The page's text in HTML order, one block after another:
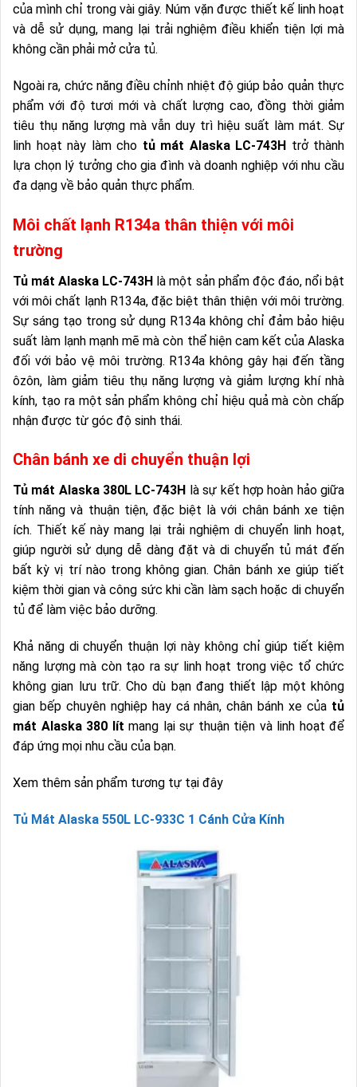
của mình chỉ trong vài giây. Núm vặn được thiết kế linh hoạt
và dễ sử dụng, mang lại trải nghiệm điều khiển tiện lợi mà
không cần phải mở cửa tủ.
Ngoài ra, chức năng điều chỉnh nhiệt độ giúp bảo quản thực
phẩm với độ tươi mới và chất lượng cao, đồng thời giảm
tiêu thụ năng lượng mà vẫn duy trì hiệu suất làm mát. Sự
linh hoạt này làm cho tủ mát Alaska LC-743H trở thành
lựa chọn lý tưởng cho gia đình và doanh nghiệp với nhu cầu
đa dạng về bảo quản thực phẩm.
Môi chất lạnh R134a thân thiện với môi
trường
Tủ mát Alaska LC-743H là một sản phẩm độc đáo, nổi bật
với môi chất lạnh R134a, đặc biệt thân thiện với môi trường.
Sự sáng tạo trong sử dụng R134a không chỉ đảm bảo hiệu
suất làm lạnh mạnh mẽ mà còn thể hiện cam kết của Alaska
đối với bảo vệ môi trường. R134a không gây hại đến tầng
ôzôn, làm giảm tiêu thụ năng lượng và giảm lượng khí nhà
kính, tạo ra một sản phẩm không chỉ hiệu quả mà còn chấp
nhận được từ góc độ sinh thái.
Chân bánh xe di chuyển thuận lợi
Tủ mát Alaska 380L LC-743H
là sự kết hợp hoàn hảo giữa
tính năng và thuận tiện, đặc biệt là với chân bánh xe tiện
ích. Thiết kế này mang lại trải nghiệm di chuyển linh hoạt,
giúp người sử dụng dễ dàng đặt và di chuyển tủ mát đến
bất kỳ vị trí nào trong không gian. Chân bánh xe giúp tiết
kiệm thời gian và công sức khi cần làm sạch hoặc di chuyển
tủ để làm việc bảo dưỡng.
Khả năng di chuyển thuận lợi này không chỉ giúp tiết kiệm
năng lượng mà còn tạo ra sự linh hoạt trong việc tổ chức
không gian lưu trữ. Cho dù bạn đang thiết lập một không
gian bếp chuyên nghiệp hay cá nhân, chân bánh xe của tủ
mát Alaska 380 lít mang lại sự thuận tiện và linh hoạt để
đáp ứng mọi nhu cầu của bạn.
Xem thêm sản phẩm tương tự tại đây
Tủ Mát Alaska 550L LC-933C 1 Cánh Cửa Kính